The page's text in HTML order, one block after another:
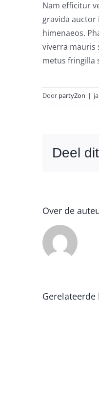
Nam efficitur
gravida auctor
himenaeos.
viverra mauris
metus fringilla
Door partyZon |
Deel
Over de